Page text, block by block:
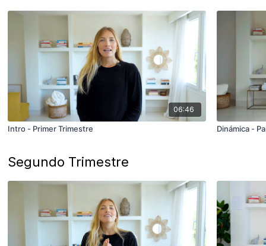
06:46
Intro - Primer Trimestre Dinámica -
Segundo Trimestre